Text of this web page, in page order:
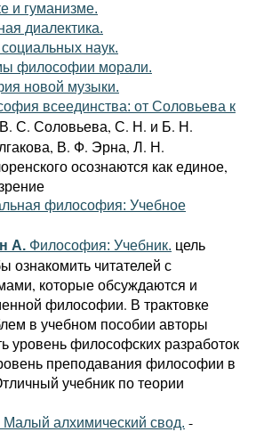
и гуманизме.
диалектика.
социальных наук.
философии морали.
новой музыки.
всеединства: от Соловьева к
С. Соловьева, С. Н. и Б. Н.
В. Ф. Эрна, Л. Н.
осознаются как единое,
философия: Учебное
А. Философия: Учебник. цель
ознакомить читателей с
которые обсуждаются и
философии. В трактовке
в учебном пособии авторы
уровень философских разработок
преподавания философии в
учебник по теории
Малый алхимический свод. -